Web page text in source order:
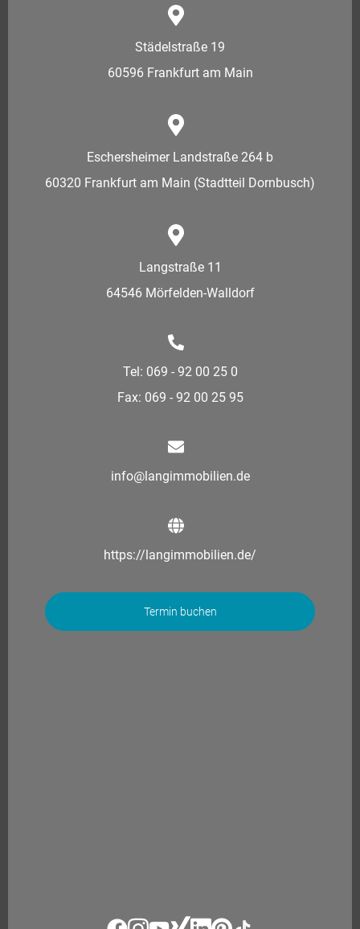
Städelstraße 19
60596 Frankfurt am Main
Eschersheimer Landstraße 264 b
60320 Frankfurt am Main (Stadtteil Dornbusch)
Langstraße 11
64546 Mörfelden-Walldorf
Tel: 069 - 92 00 25 0
Fax: 069 - 92 00 25 95
info@langimmobilien.de
https://langimmobilien.de/
Termin buchen